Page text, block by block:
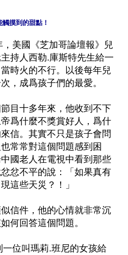
摸到的甜點！
，美國《芝加哥論壇報》兒
持人西勒.庫斯特先生給一
時火的不行。以後每年兒
，成爲孩子們的最愛。
目十多年來，他收到不下
爲什麼不獎賞好人，爲什
信。其實不只是孩子會問
常常對這個問題感到困
國老人在電視中看到那些
忿不平的說：「如果真有
這些天災？！」
信件，他的心情就非常沉
何回答這個問題。
位叫瑪莉.班尼的女孩給